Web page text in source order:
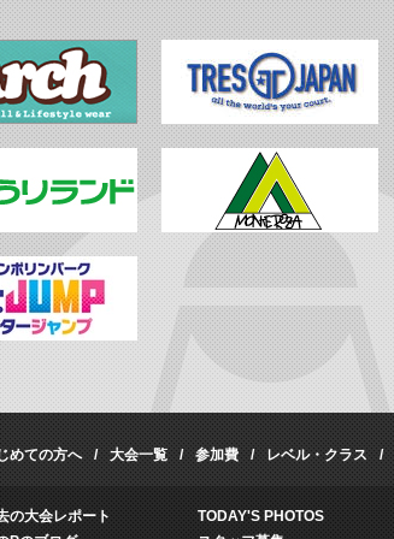
めての方へ 大会一覧 参加費 レベル・クラス
の大会レポート
TODAY'S PHOTOS